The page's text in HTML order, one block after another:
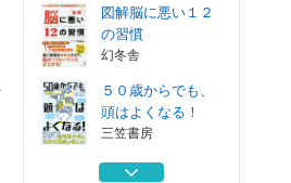
図解脳に悪い１２
の習慣
幻冬舎
５０歳からでも、
頭はよくなる！
三笠書房
合格脳のつくり方